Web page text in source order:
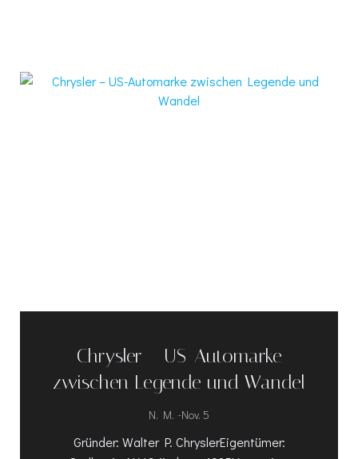
Chrysler – US-Automarke
zwischen Legende und Wandel
N. M. -Nov. 5
Gründer: Walter P. ChryslerEigentümer: